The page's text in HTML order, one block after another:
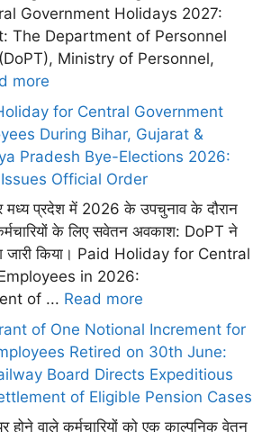
Government Holidays 2027:
The Department of Personnel
Ministry of Personnel,
more
for Central Government
During Bihar, Gujarat &
Pradesh Bye-Elections 2026:
Official Order
मध्य प्रदेश में 2026 के उपचुनाव के दौरान
के लिए सवेतन अवकाश: DoPT ने
किया। Paid Holiday for Central
in 2026:
of ... Read more
of One Notional Increment for
Retired on 30th June:
Board Directs Expeditious
of Eligible Pension Cases
होने वाले कर्मचारियों को एक काल्पनिक वेतन